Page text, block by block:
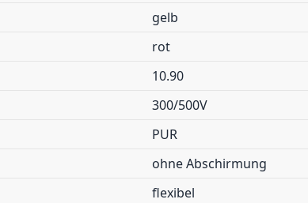
gelb
rot
10.90
300/500V
PUR
ohne Abschirmung
flexibel